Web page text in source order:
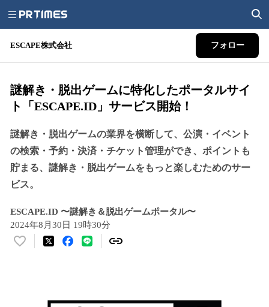
ESCAPE株式会社 フォロー
謎解き・脱出ゲームに特化したポータルサイ
ト「ESCAPE.ID」サービス開始！
謎解き・脱出ゲームの業界を横断して、公演・イベント
の検索・予約・決済・チケット管理ができ、ポイントも
貯まる、謎解き・脱出ゲームをもっと楽しむためのサー
ビス。
ESCAPE.ID 〜謎解き＆脱出ゲームポータル〜
2024年8月30日 19時30分
い